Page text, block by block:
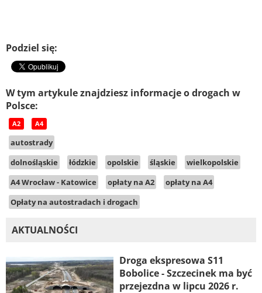
Podziel się:
W tym artykule znajdziesz informacje o drogach w
Polsce:
A2 A4
autostrady
dolnośląskie
łódzkie opolskie śląskie
wielkopolskie
A4 Wrocław - Katowice
opłaty na A2
opłaty na A4
Opłaty na autostradach i drogach
AKTUALNOŚCI
Droga ekspresowa S11
Bobolice - Szczecinek ma być
przejezdna w lipcu 2026 r.